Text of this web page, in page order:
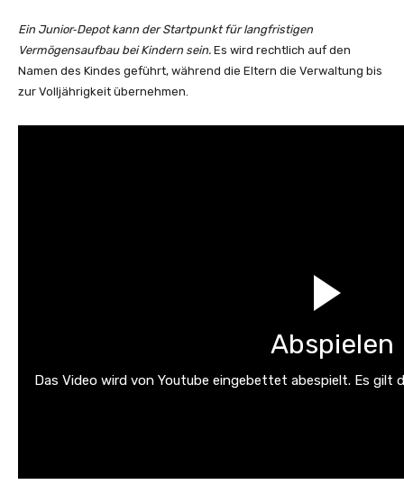
Ein Junior‑Depot kann der Startpunkt für langfristigen
Vermögensaufbau bei Kindern sein. Es wird rechtlich auf den
Namen des Kindes geführt, während die Eltern die Verwaltung bis
zur Volljährigkeit übernehmen.
Abspielen
Das Video wird von Youtube eingebettet abespielt. Es gilt